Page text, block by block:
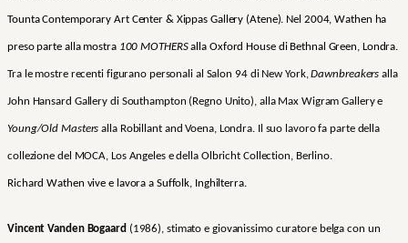
Tounta Contemporary Art Center & Xippas Gallery (Atene). Nel 2004, Wathen ha
preso parte alla mostra 100 MOTHERSalla Oxford House di Bethnal Green, Londra.
Tra le mostre recenti figurano personali al Salon 94 di New York,Dawnbreakers alla
John Hansard Gallery di Southampton (Regno Unito), alla Max Wigram Gallery e
Young/Old Masters alla Robillant and Voena, Londra. Il suo lavoro fa parte della
collezione del MOCA, Los Angeles e della Olbricht Collection, Berlino.
Richard Wathen vive e lavora a Suffolk, Inghilterra.
Vincent Vanden Bogaard (1986), stimato e giovanissimo curatore belga con un